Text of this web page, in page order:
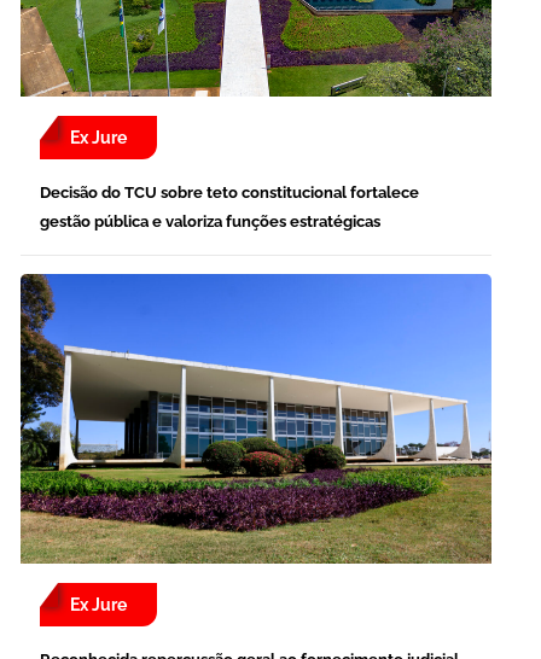
Ex Jure
Decisão do TCU sobre teto constitucional fortalece
gestão pública e valoriza funções estratégicas
Ex Jure